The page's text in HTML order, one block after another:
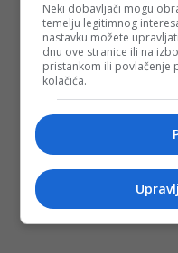
Neki dobavljači mogu
temelju legitimnog
nastavku možete
dnu ove stranice ili na
pristankom ili povlačenje
kolačića.